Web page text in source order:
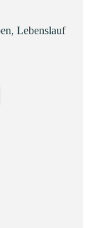
Lebenslauf